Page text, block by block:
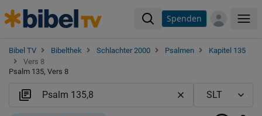
Spenden
Bibel TV Bibelthek Schlachter 2000 Psalmen
Kapitel 135
Vers 8
Psalm 135, Vers 8